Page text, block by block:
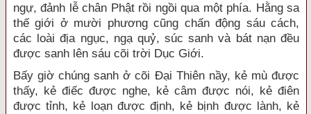
ngự, đảnh lễ chân Phật rồi ngồi qua một phía. Hằng sa
thế giới ở mười phương cũng chấn động sáu cách,
các loài địa ngục, ngạ quỷ, súc sanh và bát nạn đều
được sanh lên sáu cõi trời Dục Giới.
Bấy giờ chúng sanh ở cõi Đại Thiên nầy, kẻ mù được
thấy, kẻ điếc được nghe, kẻ câm được nói, kẻ điên
được tỉnh, kẻ loạn được định, kẻ bịnh được lành, kẻ